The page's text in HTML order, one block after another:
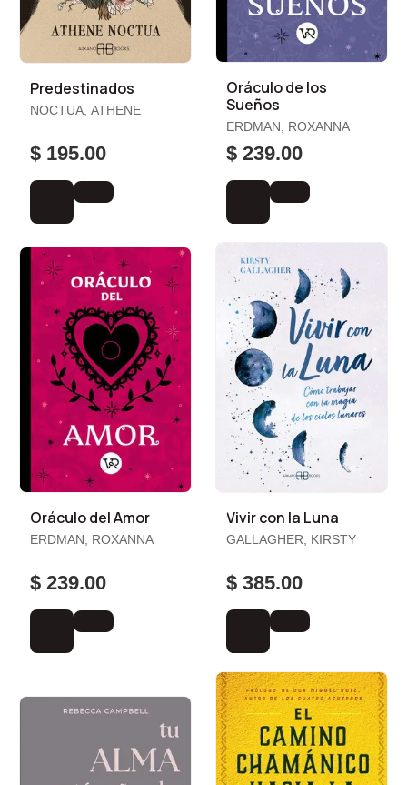
Predestinados
NOCTUA, ATHENE
$ 195.00
Oráculo de los
Sueños
ERDMAN, ROXANNA
$ 239.00
Oráculo del Amor
ERDMAN, ROXANNA
$ 239.00
Vivir con la Luna
GALLAGHER, KIRSTY
$ 385.00